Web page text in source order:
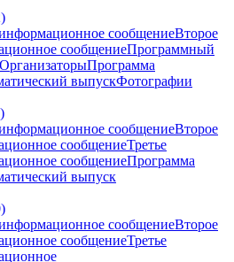
сообщениеВторое
сообщениеПрограммный
ОрганизаторыПрограмма
выпускФотографии
сообщениеВторое
сообщениеТретье
сообщениеПрограмма
выпуск
сообщениеВторое
сообщениеТретье